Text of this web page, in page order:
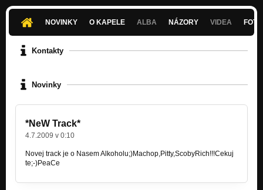
NOVINKY O KAPELE ALBA NÁZORY VIDEA
Kontakty
Novinky
*NeW Track*
4.7.2009 v 0:10
Novej track je o Nasem Alkoholu;)Machop,Pitty,ScobyRich!!!Cekuj
te;-)PeaCe